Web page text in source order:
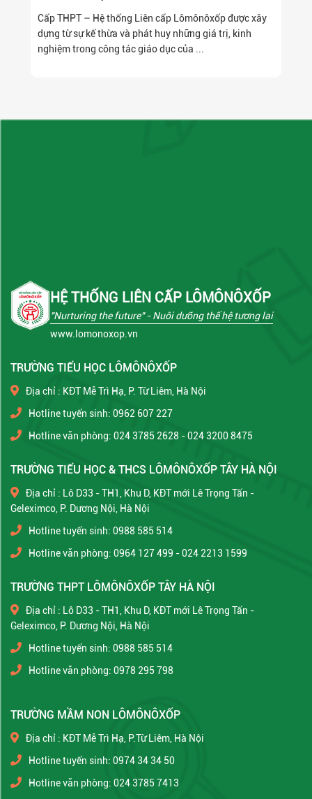
Cấp THPT – Hệ thống Liên cấp Lômônôxốp được xây
dựng từ sự kế thừa và phát huy những giá trị, kinh
nghiệm trong công tác giáo dục của ...
HỆ THỐNG LIÊN CẤP LÔMÔNÔXỐP
"Nurturing the future"- Nuôi dưỡng thế hệ tương lai
www.lomonoxop.vn
TRƯỜNG TIỂU HỌC LÔMÔNÔXỐP
Địa chỉ : KĐT Mễ Trì Hạ, P. Từ Liêm, Hà Nội
Hotline tuyển sinh: 0962 607 227
Hotline văn phòng: 024 3785 2628 - 024 3200 8475
TRƯỜNG TIỂU HỌC & THCS LÔMÔNÔXỐP TÂY HÀ NỘI
Địa chỉ : Lô D33 - TH1, Khu D, KĐT mới Lê Trọng Tấn -
Geleximco, P. Dương Nội, Hà Nội
Hotline tuyển sinh: 0988 585 514
Hotline văn phòng: 0964 127 499 - 024 2213 1599
TRƯỜNG THPT LÔMÔNÔXỐP TÂY HÀ NỘI
Địa chỉ : Lô D33 - TH1, Khu D, KĐT mới Lê Trọng Tấn -
Geleximco, P. Dương Nội, Hà Nội
Hotline tuyển sinh: 0988 585 514
Hotline văn phòng: 0978 295 798
TRƯỜNG MẦM NON LÔMÔNÔXỐP
Địa chỉ : KĐT Mễ Trì Hạ, P.Từ Liêm, Hà Nội
Hotline tuyển sinh: 0974 34 34 50
Hotline văn phòng: 024 3785 7413